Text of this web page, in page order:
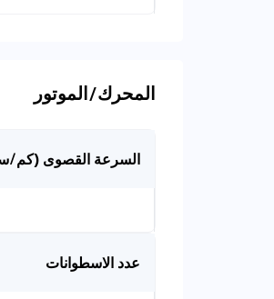
المحرك/الموتور
السرعة القصوى (كم/
عدد الاسطوانات